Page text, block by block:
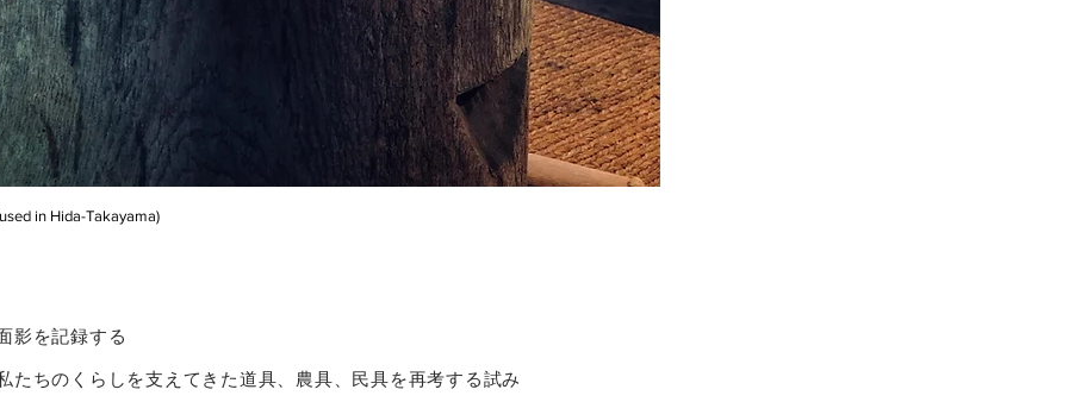
in Hida-Takayama)
影を記録する
たちのくらしを支えてきた道具、農具、民具を再考する試み